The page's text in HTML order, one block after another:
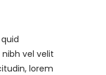
vel velit
lorem